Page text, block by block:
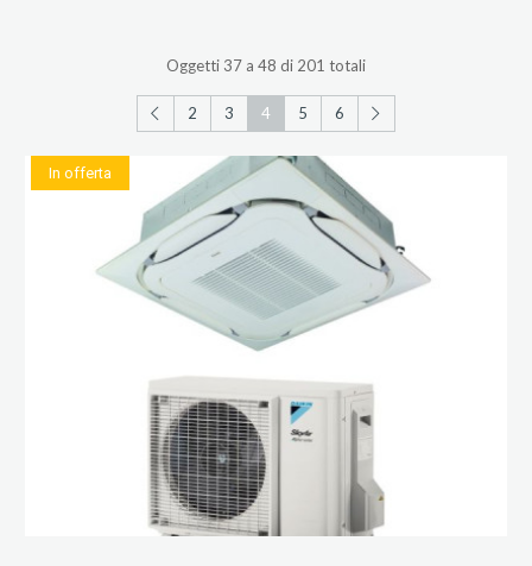
Oggetti 37 a 48 di 201 totali
2 3 4 5 6
In offerta